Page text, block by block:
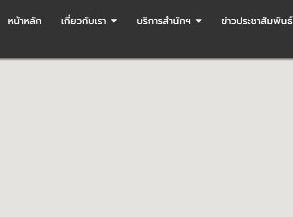
หน้าหลัก เกี่ยวกับเรา บริการสำนักฯ ข่าวประชาสัมพันธ์